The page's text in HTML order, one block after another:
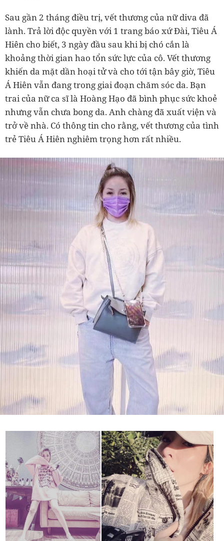
Sau gần 2 tháng điều trị, vết thương của nữ diva đã
lành. Trả lời độc quyền với 1 trang báo xứ Đài, Tiêu Á
Hiên cho biết, 3 ngày đầu sau khi bị chó cắn là
khoảng thời gian hao tổn sức lực của cô. Vết thương
khiến da mặt dần hoại tử và cho tới tận bây giờ, Tiêu
Á Hiên vẫn đang trong giai đoạn chăm sóc da. Bạn
trai của nữ ca sĩ là Hoàng Hạo đã bình phục sức khoẻ
nhưng vẫn chưa bong da. Anh chàng đã xuất viện và
trở về nhà. Có thông tin cho rằng, vết thương của tình
trẻ Tiêu Á Hiên nghiêm trọng hơn rất nhiều.